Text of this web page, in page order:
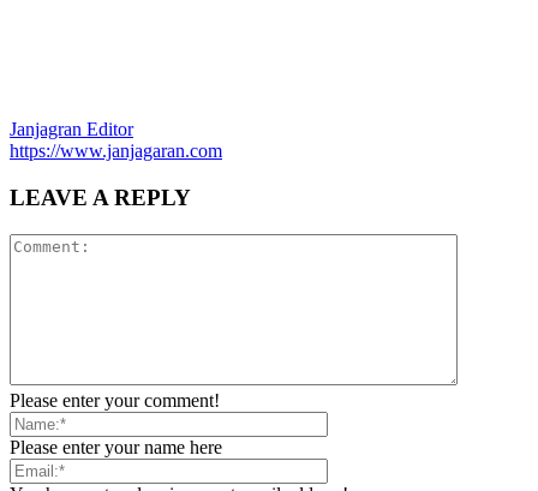
Janjagran Editor
https://www.janjagaran.com
LEAVE A REPLY
Please enter your comment!
Please enter your name here